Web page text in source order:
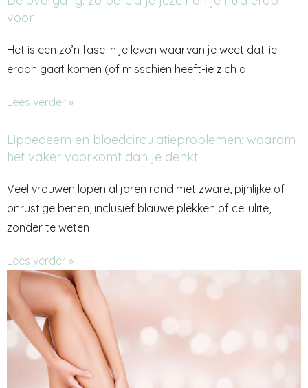
voor
Het is een zo’n fase in je leven waarvan je weet dat-ie
eraan gaat komen (of misschien heeft-ie zich al
Lees verder »
Lipoedeem en bloedcirculatieproblemen: waarom
het vaker voorkomt dan je denkt
Veel vrouwen lopen al jaren rond met zware, pijnlijke of
onrustige benen, inclusief blauwe plekken of cellulite,
zonder te weten
Lees verder »